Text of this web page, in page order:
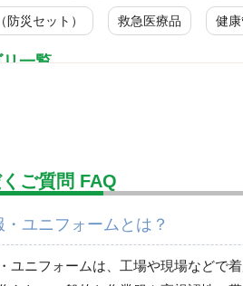
防災セット） 救急医療品 健
一覧
用半袖
ウェア
ご質問 FAQ
・ユニフォームとは？
ユニフォームは、工場や現場などで